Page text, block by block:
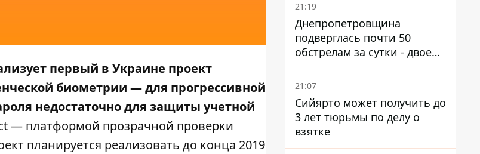
первый в Украине проект
биометрии — для прогрессивной
недостаточно для защиты учетной
— платформой прозрачной проверки
планируется реализовать до конца 2019
21:19
Днепропетровщина
подверглась почти 50
обстрелам за сутки - двое
погибших, шесть
пострадавших
21:07
Сийярто может получить до
3 лет тюрьмы по делу о
взятке